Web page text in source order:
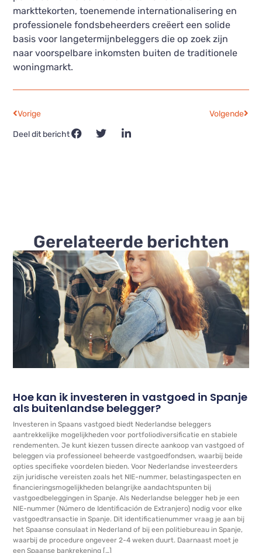
markttekorten, toenemende internationalisering en
professionele fondsbeheerders creëert een solide
basis voor langetermijnbeleggers die op zoek zijn
naar voorspelbare inkomsten buiten de traditionele
woningmarkt.
Vorige Volgende
Deel dit bericht
Gerelateerde berichten
Hoe kan ik investeren in vastgoed in Spanje
als buitenlandse belegger?
Investeren in Spaans vastgoed biedt Nederlandse beleggers
aantrekkelijke mogelijkheden voor portfoliodiversificatie en stabiele
rendementen. Je kunt kiezen tussen directe aankoop van vastgoed of
beleggen via professioneel beheerde vastgoedfondsen, waarbij beide
opties specifieke voordelen bieden. Voor Nederlandse investeerders
zijn juridische vereisten zoals het NIE-nummer, belastingaspecten en
financieringsmogelijkheden belangrijke aandachtspunten bij
vastgoedbeleggingen in Spanje. Als Nederlandse belegger heb je een
NIE-nummer (Número de Identificación de Extranjero) nodig voor elke
vastgoedtransactie in Spanje. Dit identificatienummer vraag je aan bij
het Spaanse consulaat in Nederland of bij een politiebureau in Spanje,
waarbij de procedure ongeveer 2-4 weken duurt. Daarnaast moet je
een Spaanse bankrekening […]